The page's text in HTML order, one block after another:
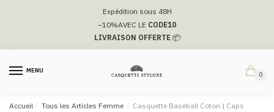
navigation
Expédition sous 48H
–10%AVEC LE CODE10
LIVRAISON OFFERTE📦
MENU
0
Accueil / Tous les Articles Femme / Casquette Baseball Coton | Caps